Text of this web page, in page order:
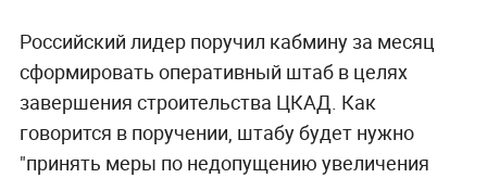
Российский лидер поручил кабмину за месяц
сформировать оперативный штаб в целях
завершения строительства ЦКАД. Как
говорится в поручении, штабу будет нужно
"принять меры по недопущению увеличения